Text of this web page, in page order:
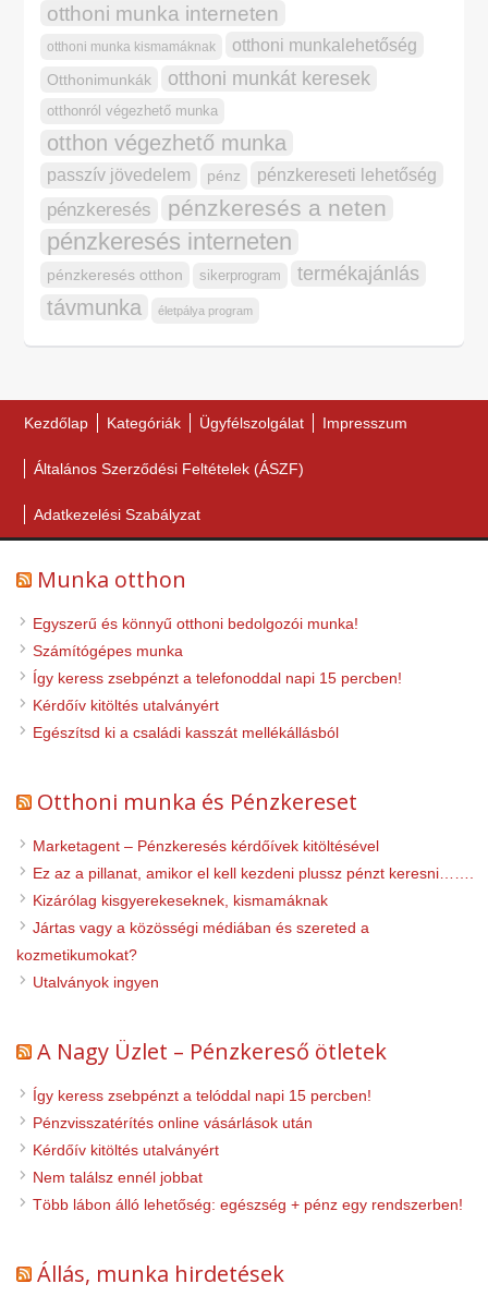
otthoni munka interneten
otthoni munka kismamáknak otthoni munkalehetőség
Otthonimunkák otthoni munkát keresek
otthonról végezhető munka
otthon végezhető munka
passzív jövedelem pénz pénzkereseti lehetőség
pénzkeresés pénzkeresés a neten
pénzkeresés interneten
pénzkeresés otthon sikerprogram termékajánlás
távmunka életpálya program
Kezdőlap Kategóriák Ügyfélszolgálat Impresszum
Általános Szerződési Feltételek (ÁSZF)
Adatkezelési Szabályzat
Munka otthon
Egyszerű és könnyű otthoni bedolgozói munka!
Számítógépes munka
Így keress zsebpénzt a telefonoddal napi 15 percben!
Kérdőív kitöltés utalványért
Egészítsd ki a családi kasszát mellékállásból
Otthoni munka és Pénzkereset
Marketagent – Pénzkeresés kérdőívek kitöltésével
Ez az a pillanat, amikor el kell kezdeni plussz pénzt keresni…….
Kizárólag kisgyerekeseknek, kismamáknak
Jártas vagy a közösségi médiában és szereted a
kozmetikumokat?
Utalványok ingyen
A Nagy Üzlet – Pénzkereső ötletek
Így keress zsebpénzt a telóddal napi 15 percben!
Pénzvisszatérítés online vásárlások után
Kérdőív kitöltés utalványért
Nem találsz ennél jobbat
Több lábon álló lehetőség: egészség + pénz egy rendszerben!
Állás, munka hirdetések